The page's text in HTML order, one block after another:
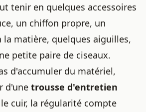
tenir en quelques accessoires
un chiffon propre, un
matière, quelques aiguilles,
petite paire de ciseaux.
d'accumuler du matériel,
d'une trousse d'entretien
cuir, la régularité compte